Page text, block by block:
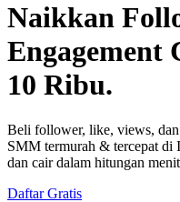
Naikkan
Engagement
10 Ribu.
Beli follower, like, views,
SMM termurah & tercepat di
dan cair dalam hitungan
Daftar Gratis